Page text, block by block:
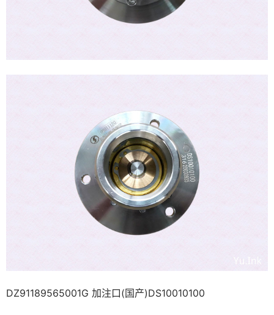
DZ91189565001G 加注口(国产)DS10010100